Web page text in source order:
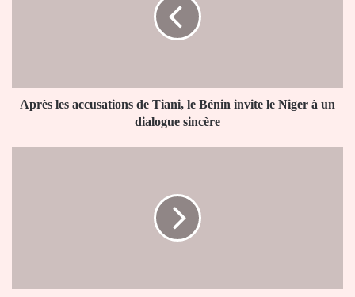
le
Niger
Après les accusations de Tiani, le Bénin invite le Niger à un
dialogue sincère
troupes